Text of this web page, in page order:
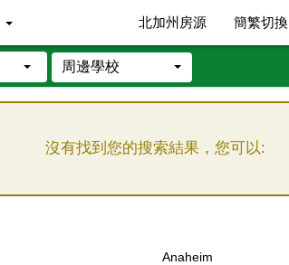
北加州房源 簡繁切換
周邊學校
沒有找到您的搜索結果，您可以:
Anaheim